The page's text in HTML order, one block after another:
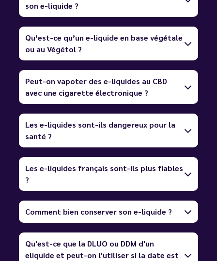
son e-liquide ?
Qu’est-ce qu’un e-liquide en base végétale
ou au Végétol ?
Peut-on vapoter des e-liquides au CBD
avec une cigarette électronique ?
Les e-liquides sont-ils dangereux pour la
santé ?
Les e-liquides français sont-ils plus fiables
?
Comment bien conserver son e-liquide ?
Qu'est-ce que la DLUO ou DDM d'un
eliquide et peut-on l'utiliser si la date est